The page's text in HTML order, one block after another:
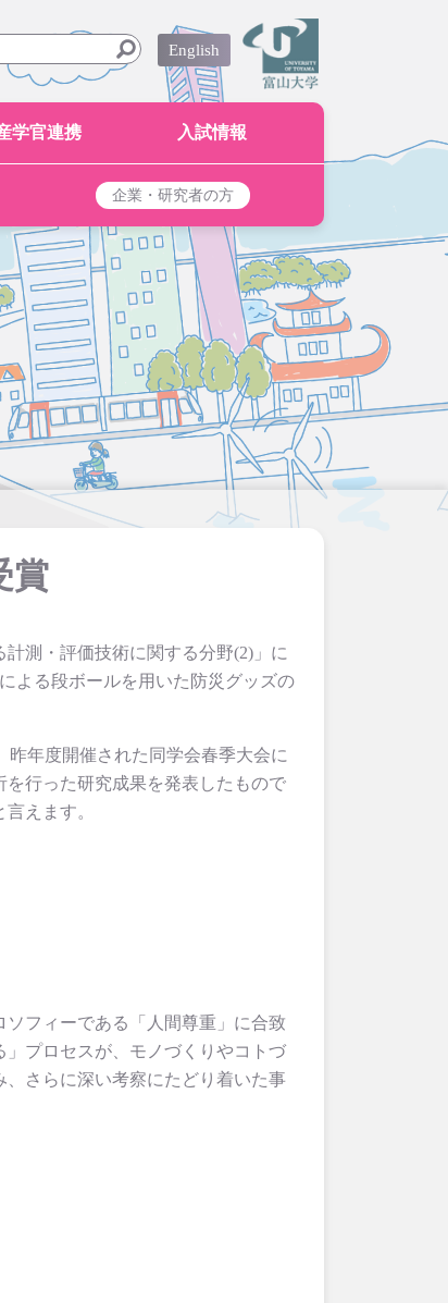
English
学官連携 入試情報
企業・研究者の方
賞
測・評価技術に関する分野(2)」に
よる段ボールを用いた防災グッズの
年度開催された同学会春季大会に
行った研究成果を発表したもので
えます。
フィーである「人間尊重」に合致
プロセスが、モノづくりやコトづ
さらに深い考察にたどり着いた事